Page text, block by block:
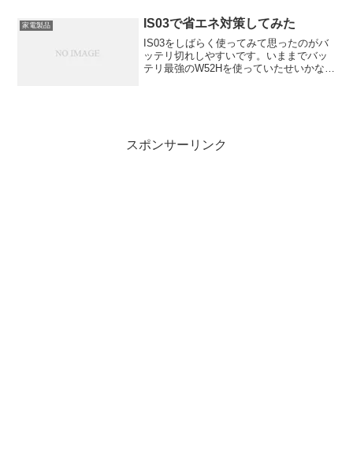
家電製品 IS03で省エネ対策してみた
IS03をしばらく使ってみて思ったのがバ
ッテリ切れしやすいです。いままでバッ
テリ最強のW52Hを使っていたせいかなお
スポンサーリンク